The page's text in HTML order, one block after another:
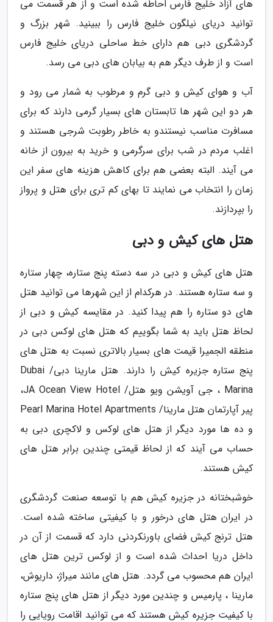
های آزاد خلیج فارس احاطه شده است و از هر قسمت می
توانید دریای نیلگون خلیج فارس را ببینید. شهر بزرگ و
گردشگری دبی هم دارای خط ساحلی دریای خلیج فارس
است و از طرف دیگر هم به بیابان های دبی می رسد.
آب و هوای کیش و دبی گرم و مرطوب به شمار می رود و
هر دو این شهر ها تابستان های بسیار گرمی دارند که برای
مسافرت مناسب نیستندو به خاطر رطوبت شرجی هستند و
اغلب مردم در شب برای سرگرمی و خرید به بیرون از خانه
می آیند. البته بعضی هم برای کاهش هزینه های سفر این
زمان را انتخاب می نمایند تا بهای کم تری برای هتل و پرواز
را بپردازند.
هتل های کیش و دبی
هتل های کیش و دبی در سه دسته پنج ستاره، چهار ستاره
و سه ستاره هستند. در هرکدام از این شهرها می توانید هتل
های دو ستاره را هم پیدا کنید. در مقایسه کیش و دبی از
لحاظ هتل باید به شما بگوییم که هتل های لوکس دبی در
منطقه الجمیرا قیمت های بسیار بالاتری نسبت به هتل های
پنج ستاره جزیره کیش را دارند. هتل مارینا دبی/ Dubai
Marina ، جی آویشن ویو هتل/ JA Ocean View Hotel،
پیر آپارتمان هتل مارینا/ Pearl Marina Hotel Apartments
و ده ها مورد دیگر از هتل های لوکس و لاکچری دبی به
حساب می آیند که از لحاظ قیمتی چندین برابر هتل های
کیش هستند.
خوشبختانه در جزیره کیش هم با توسعه صنعت گردشگری
در ایران هتل های درخور و با کیفیتی ساخته شده است.
هتل ترنج کیش فضای باورنکردنی دارد که قسمت از آن در
داخل دریا احداث شده است و از لوکس ترین هتل های
ایران هم محسوب می گردد. هتل های مانند میراژ، داریوش،
مارینا ، پارمیس و چندین مورد دیگر از هتل های پنج ستاره
با کیفیت جزیره کیش هستند که می توانید اقامت رویایی را